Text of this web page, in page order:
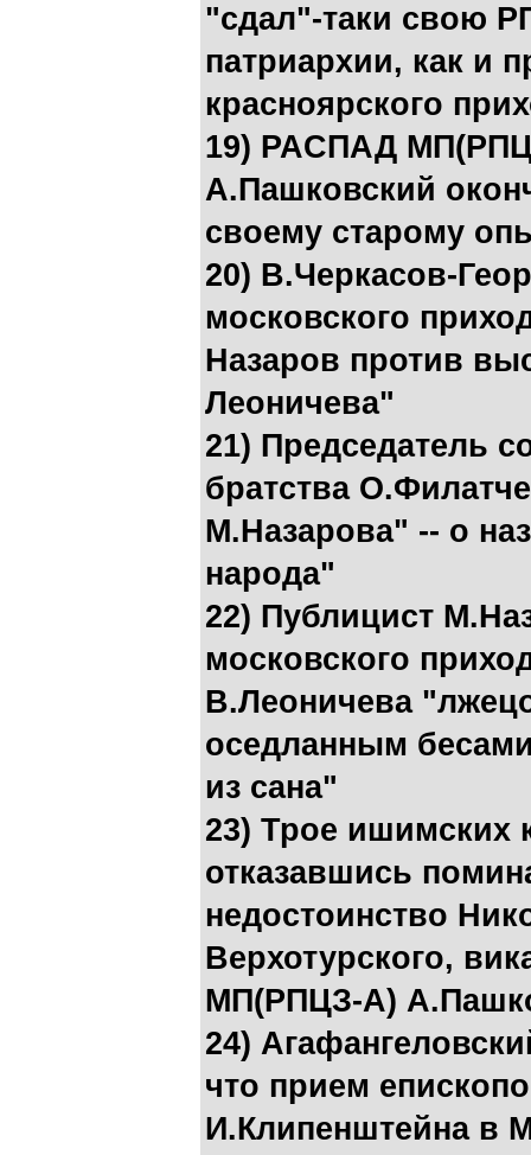
"сдал"-таки свою
патриархии, как и
красноярского
19) РАCПАД
А.Пашковский
своему старому
20) В.Черкасов-
московского
Назаров против
Леоничева"
21) Председатель
братства
М.Назарова" -- о
народа"
22) Публицист
московского
В.Леоничева
оседланным
из сана"
23) Трое ишимских
отказавшись
недостоинство
Верхотурского,
МП(РПЦЗ-А)
24)
что прием
И.Клипенштейна в